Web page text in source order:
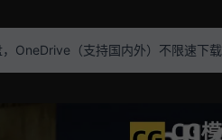
OneDrive（支持国内外）不限速下载